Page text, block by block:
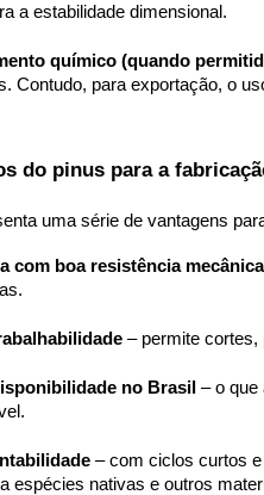
a estabilidade dimensional.
químico (quando
Contudo, para exportação, o
do pinus para a
uma série de vantagens
com boa resistência mecânica
– permite cortes,
no Brasil – o que
– com ciclos curtos
espécies nativas e outros